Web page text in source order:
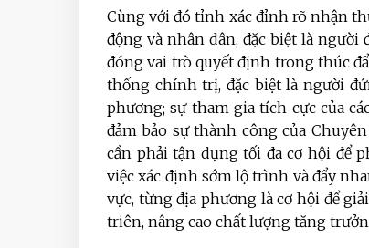
Cùng với đó tỉnh xác đỉnh rõ nhận
động và nhân dân, đặc biệt là người
đóng vai trò quyết định trong thúc
thống chính trị, đặc biệt là người
phương; sự tham gia tích cực của
đảm bảo sự thành công của
cần phải tận dụng tối đa cơ hội để
việc xác định sớm lộ trình và đẩy
vực, từng địa phương là cơ hội để
triên, nâng cao chất lượng tăng